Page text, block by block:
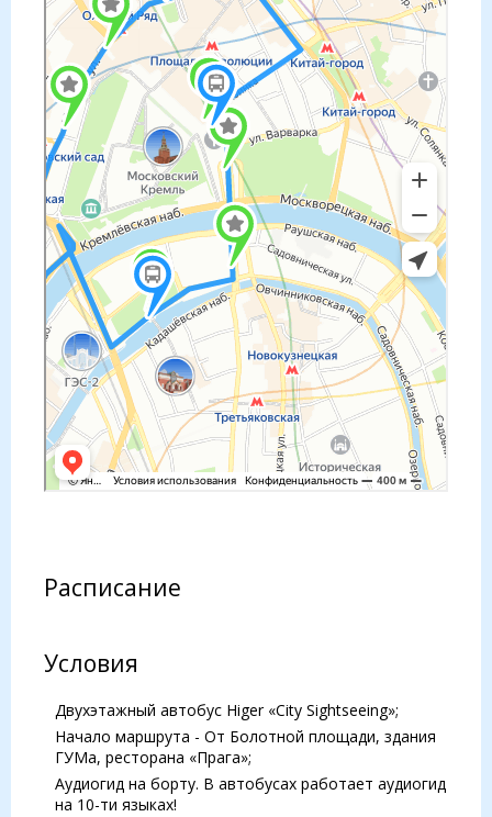
Расписание
Условия
Двухэтажный автобус Higer «City Sightseeing»;
Начало маршрута - От Болотной площади, здания
ГУМа, ресторана «Прага»;
Аудиогид на борту. В автобусах работает аудиогид
на 10-ти языках!